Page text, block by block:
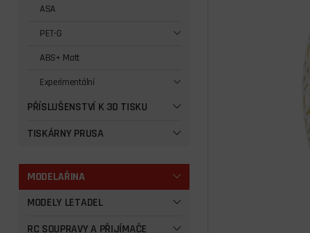
ASA
PET-G
ABS+ Matt
Experimentální
PŘÍSLUŠENSTVÍ K 3D TISKU
TISKÁRNY PRUSA
MODELAŘINA
MODELY LETADEL
RC SOUPRAVY A PŘIJÍMAČE